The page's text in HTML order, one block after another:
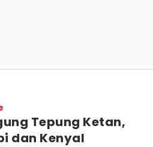
Tepung Ketan,
dan Kenyal